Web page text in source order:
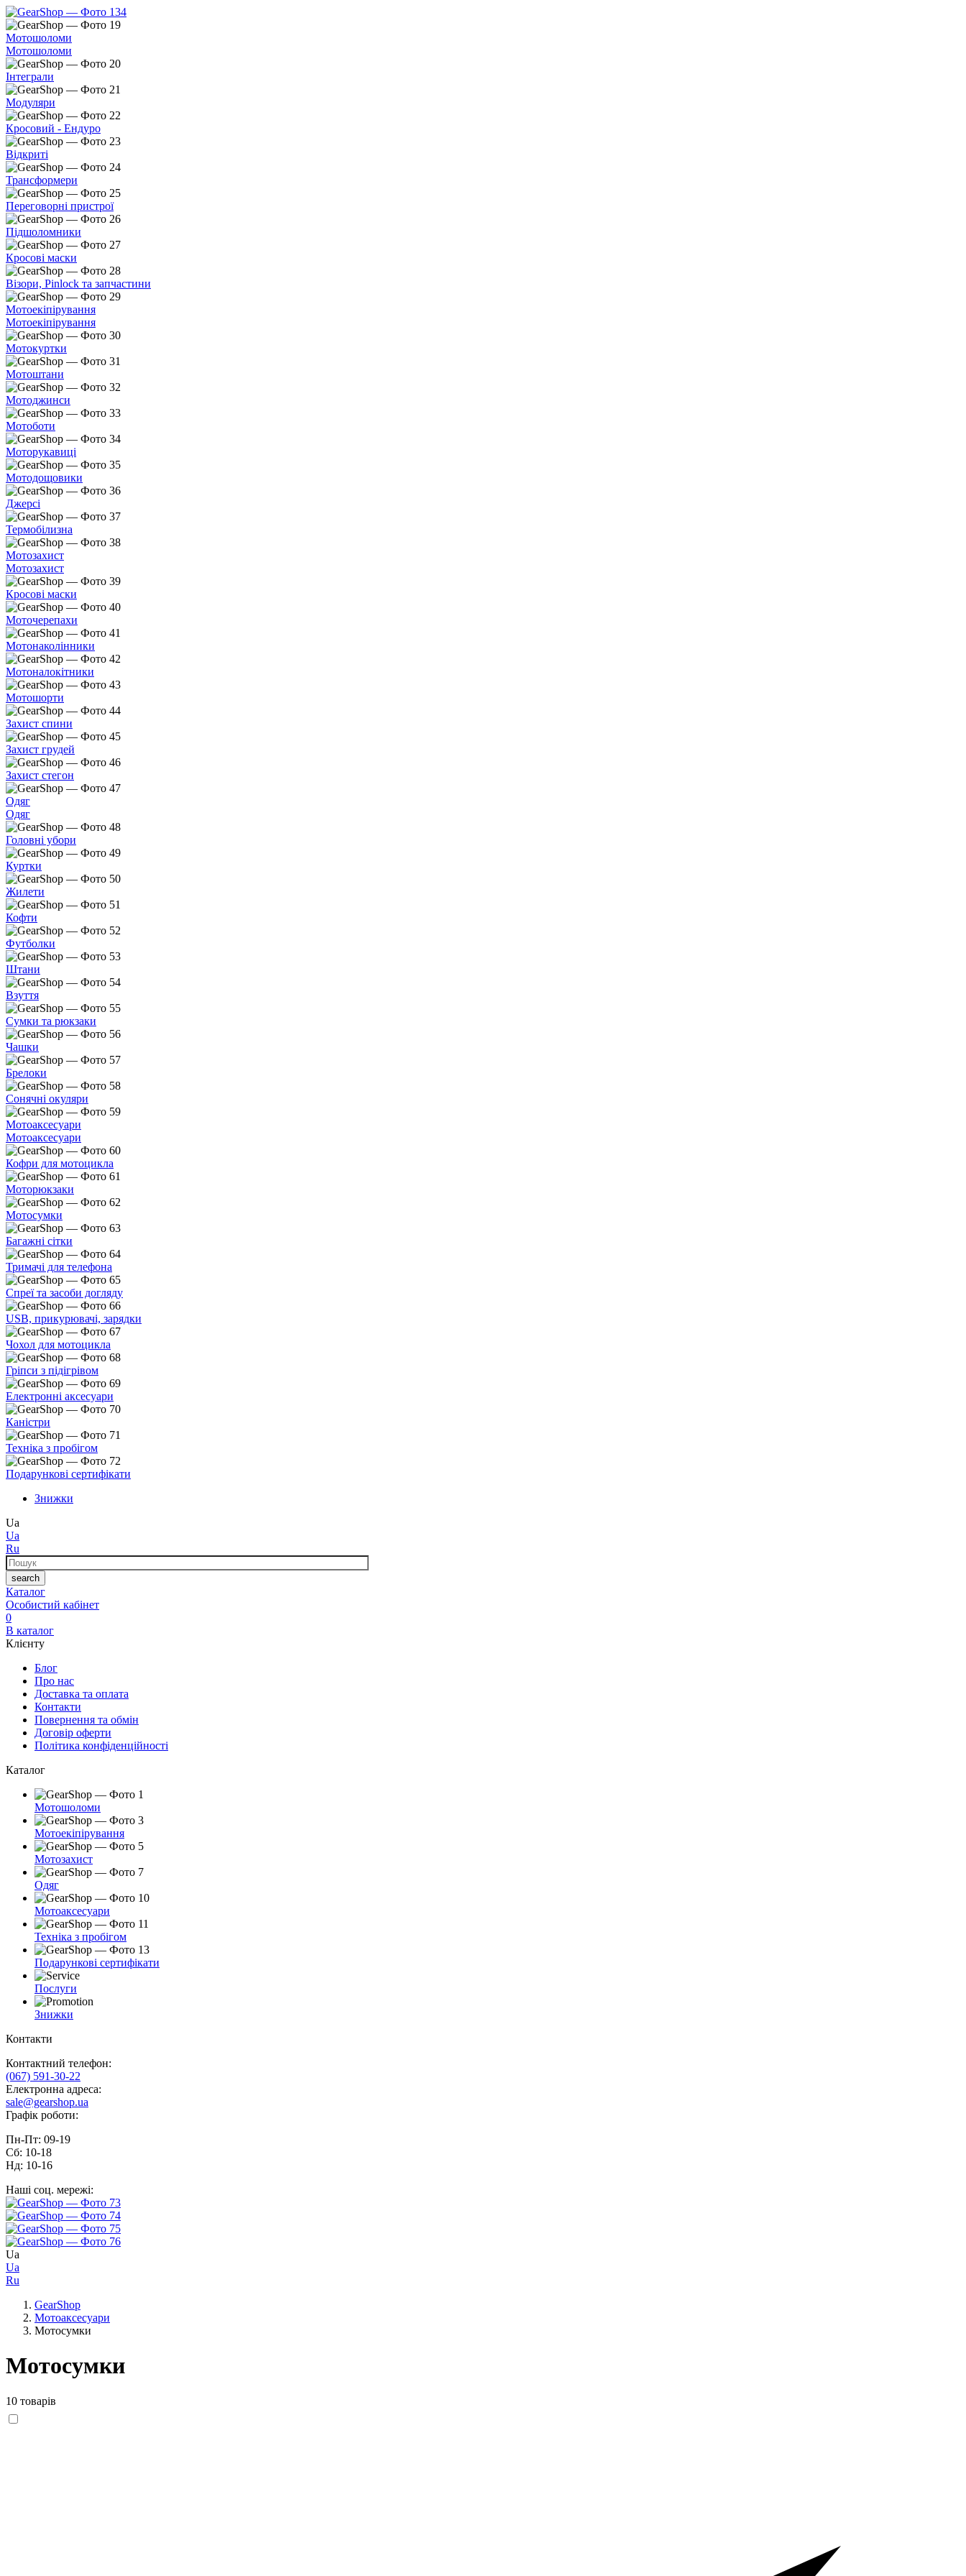
Мотошоломи
Мотошоломи
Інтеграли
Модуляри
Кросовий - Ендуро
Відкриті
Трансформери
Переговорні пристрої
Підшоломники
Кросові маски
Візори, Pinlock та запчастини
Мотоекіпірування
Мотоекіпірування
Мотокуртки
Мотоштани
Мотоджинси
Мотоботи
Моторукавиці
Мотодощовики
Джерсі
Термобілизна
Мотозахист
Мотозахист
Кросові маски
Моточерепахи
Мотонаколінники
Мотоналокітники
Мотошорти
Захист спини
Захист грудей
Захист стегон
Одяг
Одяг
Головні убори
Куртки
Жилети
Кофти
Футболки
Штани
Взуття
Сумки та рюкзаки
Чашки
Брелоки
Сонячні окуляри
Мотоаксесуари
Мотоаксесуари
Кофри для мотоцикла
Моторюкзаки
Мотосумки
Багажні сітки
Тримачі для телефона
Спреї та засоби догляду
USB, прикурювачі, зарядки
Чохол для мотоцикла
Гріпси з підігрівом
Електронні аксесуари
Каністри
Техніка з пробігом
Подарункові сертифікати
Знижки
Ua
Ua
Ru
Пошук
search
Каталог
Особистий кабінет
0
В каталог
Клієнту
Блог
Про нас
Доставка та оплата
Контакти
Повернення та обмін
Договір оферти
Політика конфіденційності
Каталог
Мотошоломи
Мотоекіпірування
Мотозахист
Одяг
Мотоаксесуари
Техніка з пробігом
Подарункові сертифікати
Послуги
Знижки
Контакти
Контактний телефон:
(067) 591-30-22
Електронна адреса:
sale@gearshop.ua
Графік роботи:
Пн-Пт: 09-19
Сб: 10-18
Нд: 10-16
Наші соц. мережі:
Ua
Ua
Ru
GearShop
Мотоаксесуари
Мотосумки
Мотосумки
10 товарів